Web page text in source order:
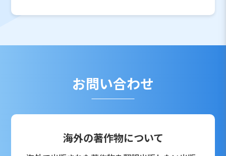
お問い合わせ
海外の著作物について